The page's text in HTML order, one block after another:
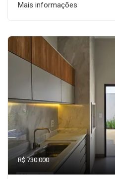
Mais informações
R$ 730.000